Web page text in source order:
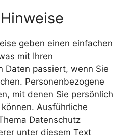
geben einen einfachen
mit Ihren
Daten passiert, wenn Sie
Personenbezogene
mit denen Sie persönlich
Ausführliche
Datenschutz
unter diesem Text